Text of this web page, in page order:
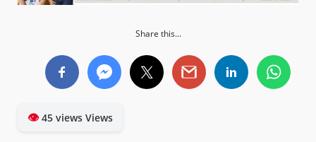
Share this...
👁45 views Views